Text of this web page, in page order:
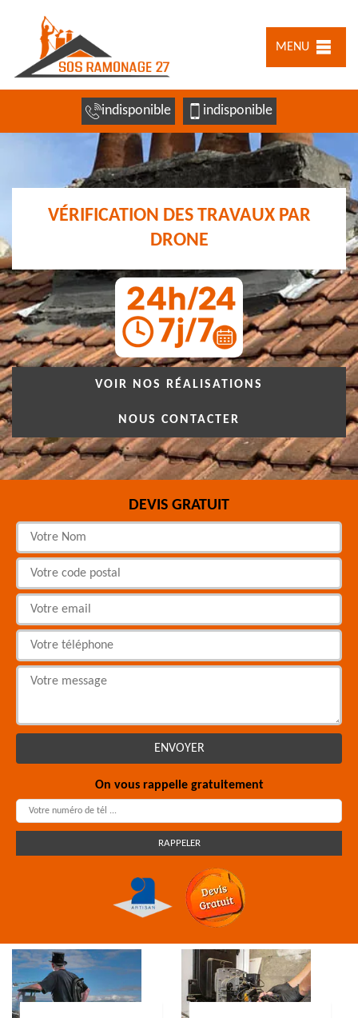
MENU
indisponible indisponible
VÉRIFICATION DES TRAVAUX PAR
DRONE
VOIR NOS RÉALISATIONS
NOUS CONTACTER
DEVIS GRATUIT
On vous rappelle gratuitement